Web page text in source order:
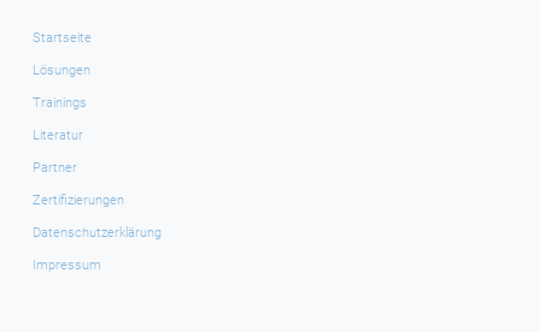
Startseite
Lösungen
Trainings
Literatur
Partner
Zertifizierungen
Datenschutzerklärung
Impressum